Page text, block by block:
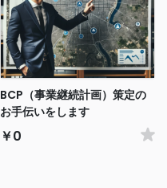
BCP（事業継続計画）策定の
お手伝いをします
￥0